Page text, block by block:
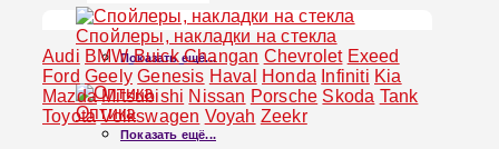
Спойлеры, накладки на стекла
Показать ещё...
Оптика
Показать ещё...
Audi BMW Buick Changan Chevrolet Exeed
Ford Geely Genesis Haval Honda Infiniti Kia
Mazda Mitsubishi Nissan Porsche Skoda Tank
Toyota Volkswagen Voyah Zeekr